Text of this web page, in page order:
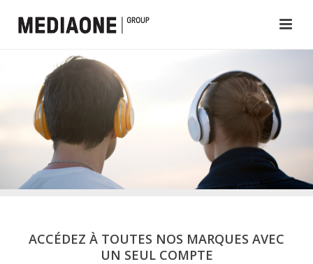
ACCÉDEZ À TOUTES NOS MARQUES AVEC
UN SEUL COMPTE